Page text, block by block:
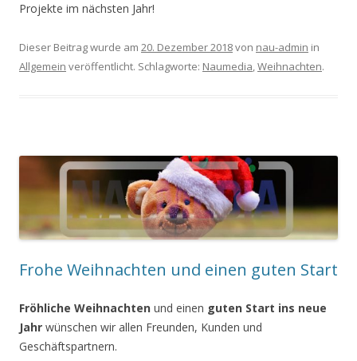
Projekte im nächsten Jahr!
Dieser Beitrag wurde am 20. Dezember 2018von nau-admin in
Allgemein veröffentlicht. Schlagworte: Naumedia,Weihnachten.
Frohe Weihnachten und einen guten Start
Fröhliche Weihnachten und einen guten Start ins neue
Jahr wünschen wir allen Freunden, Kunden und
Geschäftspartnern.